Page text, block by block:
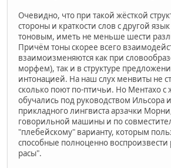
Очевидно, что при такой жёсткой
стороны и краткости слов с другой
тоновым, иметь не меньше шести
Причём тоны скорее всего
взаимоизменяются как при
морфем), так и в структуре
интонацией. На наш слух менвиты не
сколько поют по-птичьи. Но Ментахо с
обучались под руководством Ильсора
прикладного лингвиста арзачки
говорильной машины и по
"плебейскому" варианту, которым
способные полноценно
расы".